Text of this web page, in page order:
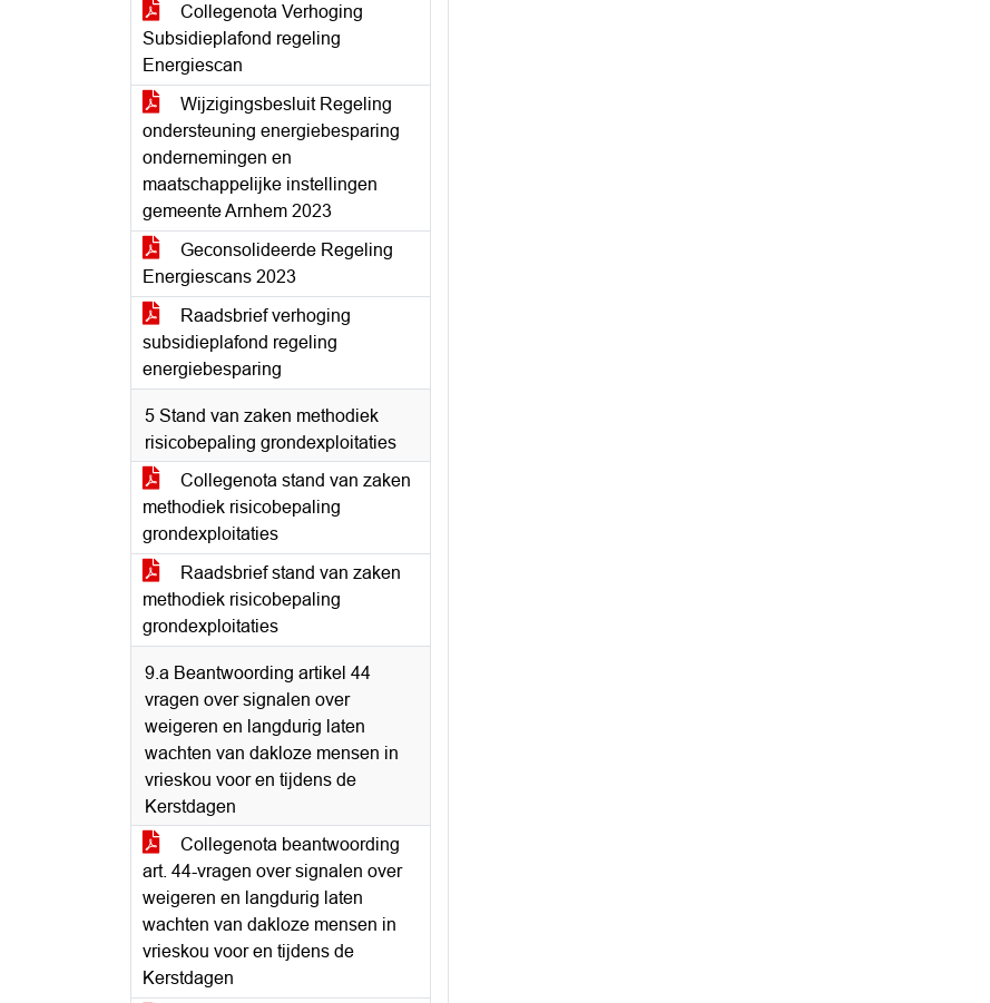
Collegenota Verhoging
Subsidieplafond regeling
Energiescan
Wijzigingsbesluit Regeling
ondersteuning energiebesparing
ondernemingen en
maatschappelijke instellingen
gemeente Arnhem 2023
Geconsolideerde Regeling
Energiescans 2023
Raadsbrief verhoging
subsidieplafond regeling
energiebesparing
5 Stand van zaken methodiek
risicobepaling grondexploitaties
Collegenota stand van zaken
methodiek risicobepaling
grondexploitaties
Raadsbrief stand van zaken
methodiek risicobepaling
grondexploitaties
9.a Beantwoording artikel 44
vragen over signalen over
weigeren en langdurig laten
wachten van dakloze mensen in
vrieskou voor en tijdens de
Kerstdagen
Collegenota beantwoording
art. 44-vragen over signalen over
weigeren en langdurig laten
wachten van dakloze mensen in
vrieskou voor en tijdens de
Kerstdagen